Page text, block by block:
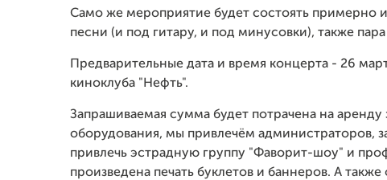
Само же мероприятие будет состоять примерно
песни (и под гитару, и под минусовки), также
Предварительные дата и время концерта - 26
киноклуба "Нефть".
Запрашиваемая сумма будет потрачена на
оборудования, мы привлечём администраторов,
привлечь эстрадную группу "Фаворит-шоу" и
произведена печать буклетов и баннеров. А